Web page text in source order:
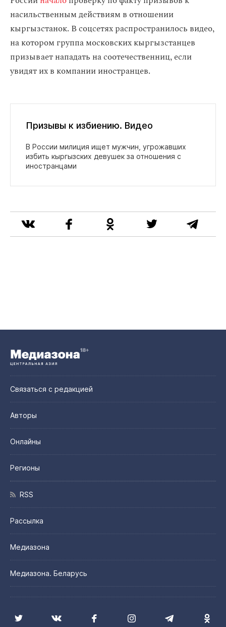
насильственным действиям в отношении
кыргызстанок. В соцсетях распространилось видео,
на котором группа московских кыргызстанцев
призывает нападать на соотечественниц, если
увидят их в компании иностранцев.
Призывы к избиению. Видео
В России милиция ищет мужчин, угрожавших
избить кыргызских девушек за отношения с
иностранцами
Связаться с редакцией
Авторы
Онлайны
Регионы
RSS
Рассылка
Медиазона
Медиазона. Беларусь